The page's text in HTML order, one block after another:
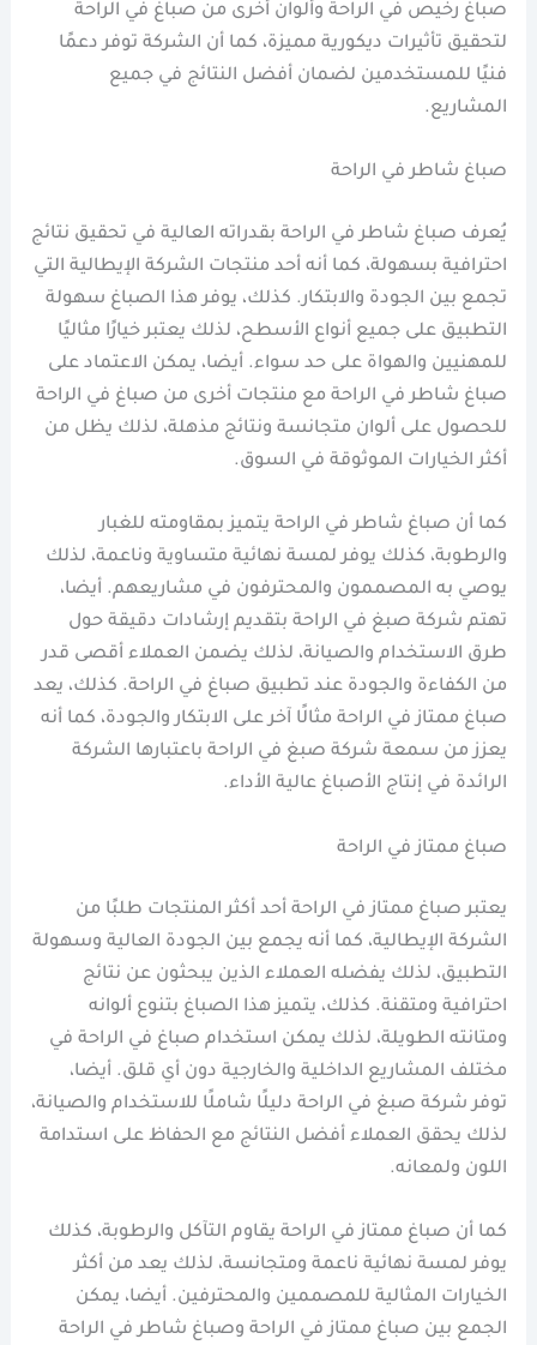
صباغ رخيص في الراحة وألوان أخرى من صباغ في الراحة
لتحقيق تأثيرات ديكورية مميزة، كما أن الشركة توفر دعمًا
فنيًا للمستخدمين لضمان أفضل النتائج في جميع
المشاريع.
صباغ شاطر في الراحة
يُعرف صباغ شاطر في الراحة بقدراته العالية في تحقيق نتائج
احترافية بسهولة، كما أنه أحد منتجات الشركة الإيطالية التي
تجمع بين الجودة والابتكار. كذلك، يوفر هذا الصباغ سهولة
التطبيق على جميع أنواع الأسطح، لذلك يعتبر خيارًا مثاليًا
للمهنيين والهواة على حد سواء. أيضا، يمكن الاعتماد على
صباغ شاطر في الراحة مع منتجات أخرى من صباغ في الراحة
للحصول على ألوان متجانسة ونتائج مذهلة، لذلك يظل من
أكثر الخيارات الموثوقة في السوق.
كما أن صباغ شاطر في الراحة يتميز بمقاومته للغبار
والرطوبة، كذلك يوفر لمسة نهائية متساوية وناعمة، لذلك
يوصي به المصممون والمحترفون في مشاريعهم. أيضا،
تهتم شركة صبغ في الراحة بتقديم إرشادات دقيقة حول
طرق الاستخدام والصيانة، لذلك يضمن العملاء أقصى قدر
من الكفاءة والجودة عند تطبيق صباغ في الراحة. كذلك، يعد
صباغ ممتاز في الراحة مثالًا آخر على الابتكار والجودة، كما أنه
يعزز من سمعة شركة صبغ في الراحة باعتبارها الشركة
الرائدة في إنتاج الأصباغ عالية الأداء.
صباغ ممتاز في الراحة
يعتبر صباغ ممتاز في الراحة أحد أكثر المنتجات طلبًا من
الشركة الإيطالية، كما أنه يجمع بين الجودة العالية وسهولة
التطبيق، لذلك يفضله العملاء الذين يبحثون عن نتائج
احترافية ومتقنة. كذلك، يتميز هذا الصباغ بتنوع ألوانه
ومتانته الطويلة، لذلك يمكن استخدام صباغ في الراحة في
مختلف المشاريع الداخلية والخارجية دون أي قلق. أيضا،
توفر شركة صبغ في الراحة دليلًا شاملًا للاستخدام والصيانة،
لذلك يحقق العملاء أفضل النتائج مع الحفاظ على استدامة
اللون ولمعانه.
كما أن صباغ ممتاز في الراحة يقاوم التآكل والرطوبة، كذلك
يوفر لمسة نهائية ناعمة ومتجانسة، لذلك يعد من أكثر
الخيارات المثالية للمصممين والمحترفين. أيضا، يمكن
الجمع بين صباغ ممتاز في الراحة وصباغ شاطر في الراحة